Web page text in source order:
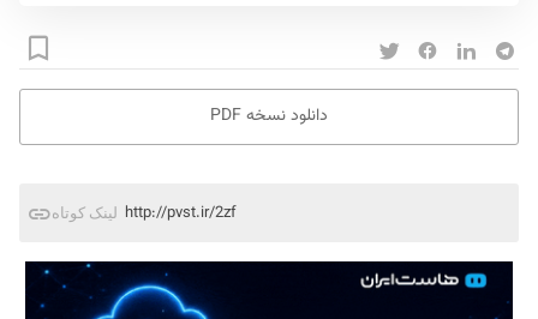
دانلود نسخه PDF
لینک کوتاه http://pvst.ir/2zf